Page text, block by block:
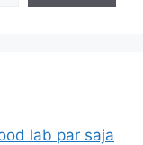
lab par saja